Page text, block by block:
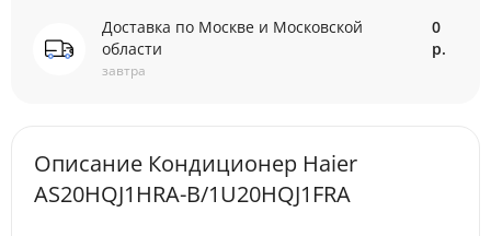
Доставка по Москве и Московской
области
завтра
0
р.
Описание Кондиционер Haier
AS20HQJ1HRA-B/1U20HQJ1FRA